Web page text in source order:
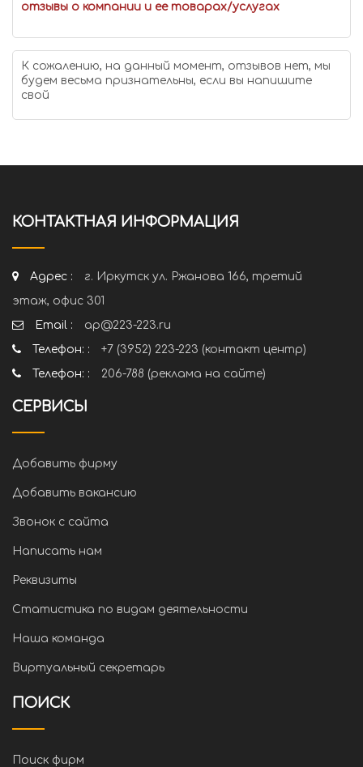
отзывы о компании и ее товарах/услугах
К сожалению, на данный момент, отзывов нет, мы
будем весьма признательны, если вы напишите
свой
КОНТАКТНАЯ ИНФОРМАЦИЯ
Адрес :
г. Иркутск ул. Ржанова 166, третий
этаж, офис 301
Email :
ap@223-223.ru
Телефон: :
+7 (3952) 223-223 (контакт центр)
Телефон: :
206-788 (реклама на сайте)
СЕРВИСЫ
Добавить фирму
Добавить вакансию
Звонок с сайта
Написать нам
Реквизиты
Статистика по видам деятельности
Наша команда
Виртуальный секретарь
ПОИСК
Поиск фирм